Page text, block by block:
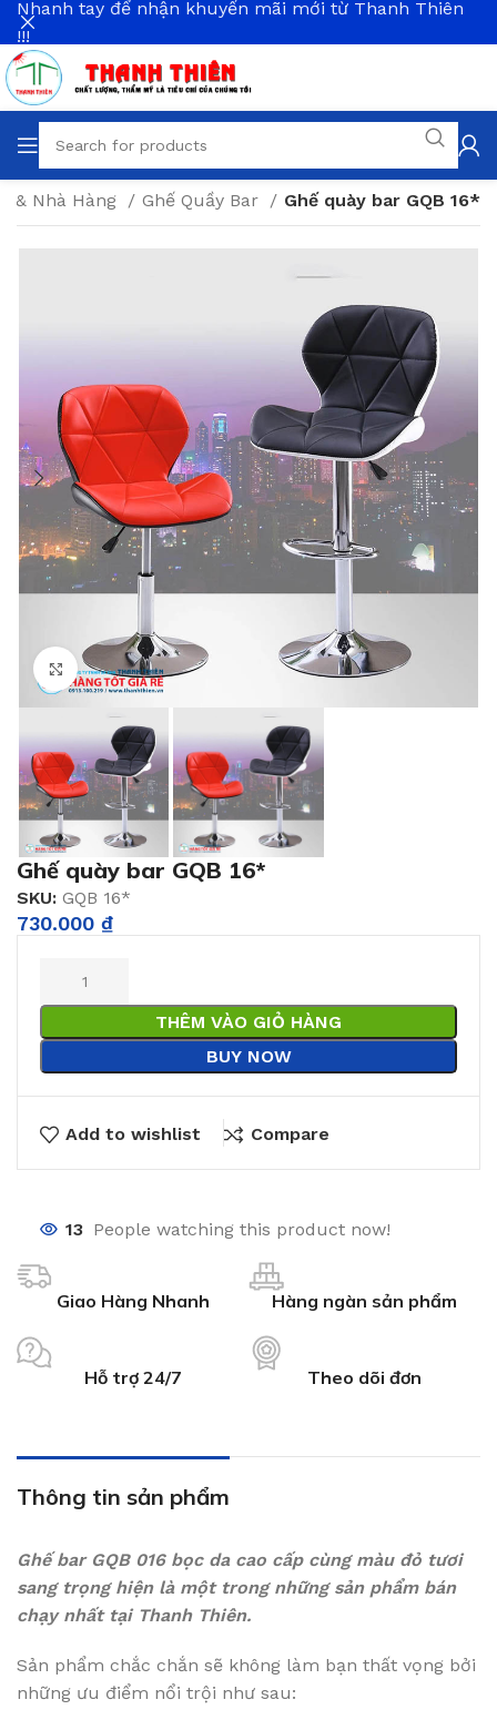
& Nhà Hàng Ghế Quầy Bar Ghế quày bar GQB 16*
Click to enlarge
Ghế quày bar GQB 16*
SKU: GQB 16*
730.000 ₫
THÊM VÀO GIỎ HÀNG
BUY NOW
Add to wishlist Compare
13 People watching this product now!
Giao Hàng Nhanh Hàng ngàn sản phẩm
Hỗ trợ 24/7 Theo dõi đơn
Thông tin sản phẩm
Ghế bar GQB 016 bọc da cao cấp cùng màu đỏ tươi
sang trọng hiện là một trong những sản phẩm bán
chạy nhất tại Thanh Thiên.
Sản phẩm chắc chắn sẽ không làm bạn thất vọng bởi
những ưu điểm nổi trội như sau:
Nhanh tay để nhận khuyến mãi mới từ Thanh Thiên
!!!